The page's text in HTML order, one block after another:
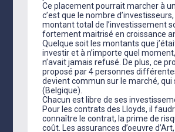
Ce placement pourrait marcher à
c’est que le nombre
montant total de l’investissement
fortement maitrisé en croissance
Quelque soit les montants que
investir et à n’importe quel
n’avait jamais refusé. De plus, ce
proposé par 4 personnes
devient commun sur le marché, qui
(Belgique).
Chacun est libre de ses
Pour les contrats des Lloyds, il
connaître le contrat, la prime de
coût. Les assurances d’oeuvre